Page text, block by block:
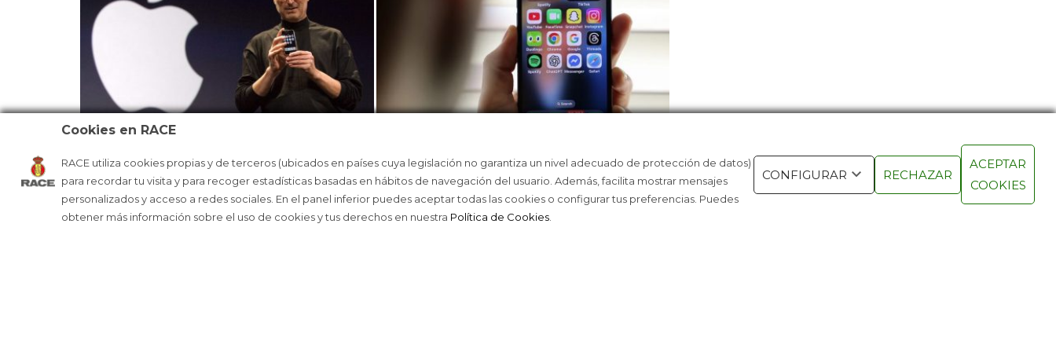
Cookies en RACE
RACE utiliza cookies propias y de terceros (ubicados en países cuya legislación no garantiza un nivel adecuado de protección de datos)
para recordar tu visita y para recoger estadísticas basadas en hábitos de navegación del usuario. Además, facilita mostrar mensajes
personalizados y acceso a redes sociales. En el panel inferior puedes aceptar todas las cookies o configurar tus preferencias. Puedes
obtener más información sobre el uso de cookies y tus derechos en nuestra Política de Cookies.
CONFIGURAR RECHAZAR
ACEPTAR
COOKIES
los motores llevan cambio automático de doble embrague. Como ocurre con algunos productos
premium conducirlos es siempre un placer y este pequeño, con el motor más pequeño, responde como
un titán. Pero si se quieren emociones de verdad hay que buscar los 300 CV que con la tracción total son
muy seguros.
El nuevo BMW llegará a los concesionarios en otoño a partir de 39.000 euros.
LA MANZANA DE APPLE CUMPLE 50
AÑOS
ASÍ TE ENGANCHAN LOS ALGORITMOS
DE LAS REDES
LA NUEVA GENERACIÓN DE
WEARABLES ES INVISIBLE
LA
AVIACIÓN
AÑOS